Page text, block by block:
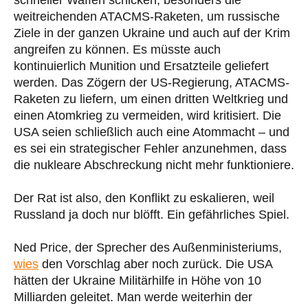
weitreichenden ATACMS-Raketen, um russische
Ziele in der ganzen Ukraine und auch auf der Krim
angreifen zu können. Es müsste auch
kontinuierlich Munition und Ersatzteile geliefert
werden. Das Zögern der US-Regierung, ATACMS-
Raketen zu liefern, um einen dritten Weltkrieg und
einen Atomkrieg zu vermeiden, wird kritisiert. Die
USA seien schließlich auch eine Atommacht – und
es sei ein strategischer Fehler anzunehmen, dass
die nukleare Abschreckung nicht mehr funktioniere.
Der Rat ist also, den Konflikt zu eskalieren, weil
Russland ja doch nur blöfft. Ein gefährliches Spiel.
Ned Price, der Sprecher des Außenministeriums,
wies den Vorschlag aber noch zurück. Die USA
hätten der Ukraine Militärhilfe in Höhe von 10
Milliarden geleitet. Man werde weiterhin der